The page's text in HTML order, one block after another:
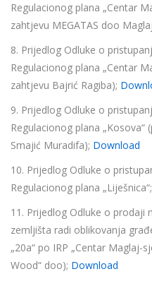
Regulacionog plana „Centar
zahtjevu MEGATAS doo
8. Prijedlog Odluke o
Regulacionog plana „Centar
zahtjevu Bajrić Ragiba);
9. Prijedlog Odluke o
Regulacionog plana „Kosova“
Smajić Muradifa); Download
10. Prijedlog Odluke o
Regulacionog plana „Liješnica“;
11. Prijedlog Odluke o prodaji
zemljišta radi oblikovanja
„20a“ po IRP „Centar Maglaj-
Wood“ doo); Download